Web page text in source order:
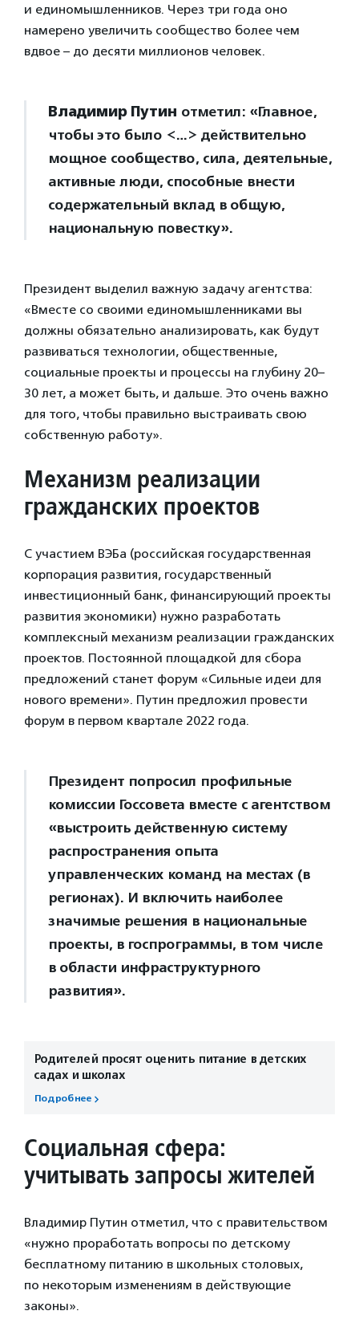
и единомышленников. Через три года оно
намерено увеличить сообщество более чем
вдвое – до десяти миллионов человек.
Владимир Путин отметил: «Главное,
чтобы это было <…> действительно
мощное сообщество, сила, деятельные,
активные люди, способные внести
содержательный вклад в общую,
национальную повестку».
Президент выделил важную задачу агентства:
«Вместе со своими единомышленниками вы
должны обязательно анализировать, как будут
развиваться технологии, общественные,
социальные проекты и процессы на глубину 20–
30 лет, а может быть, и дальше. Это очень важно
для того, чтобы правильно выстраивать свою
собственную работу».
Механизм реализации
гражданских проектов
С участием ВЭБа (российская государственная
корпорация развития, государственный
инвестиционный банк, финансирующий проекты
развития экономики) нужно разработать
комплексный механизм реализации гражданских
проектов. Постоянной площадкой для сбора
предложений станет форум «Сильные идеи для
нового времени». Путин предложил провести
форум в первом квартале 2022 года.
Президент попросил профильные
комиссии Госсовета вместе с агентством
«выстроить действенную систему
распространения опыта
управленческих команд на местах (в
регионах). И включить наиболее
значимые решения в национальные
проекты, в госпрограммы, в том числе
в области инфраструктурного
развития».
Родителей просят оценить питание в детских
садах и школах
Подробнее
Социальная сфера:
учитывать запросы жителей
Владимир Путин отметил, что с правительством
«нужно проработать вопросы по детскому
бесплатному питанию в школьных столовых,
по некоторым изменениям в действующие
законы».